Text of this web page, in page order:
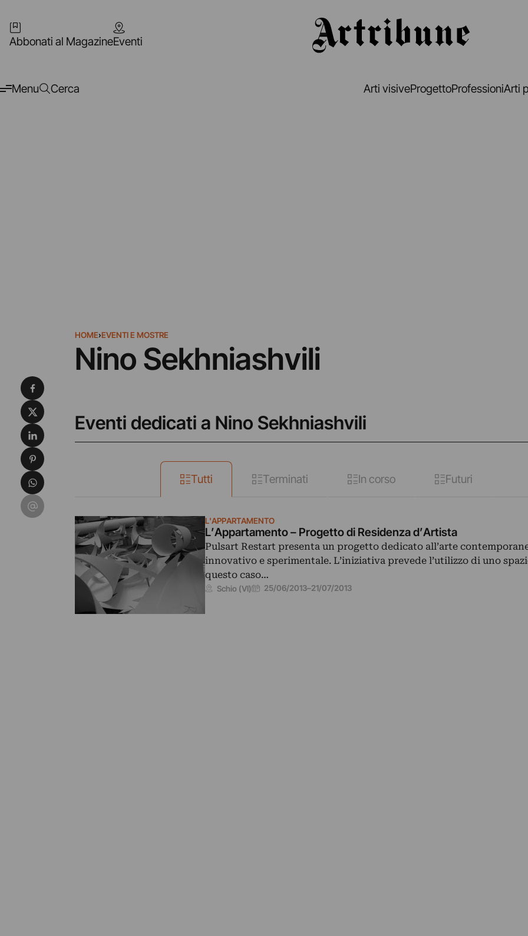
Abbonati al MagazineEventi
Menu Cerca Arti visiveProgettoProfessioniArti
HOME›EVENTI E MOSTRE
Nino Sekhniashvili
Eventi dedicati a Nino Sekhniashvili
Tutti Terminati In corso Futuri
L'APPARTAMENTO
L’Appartamento – Progetto di Residenza d’Artista
Pulsart Restart presenta un progetto dedicato all’arte
innovativo e sperimentale. L’iniziativa prevede l’utilizzo di uno
questo caso…
Schio (VI) 25/06/2013–21/07/2013
Condividi su Facebook
Condividi su X
Condividi su LinkedIn
Condividi su Pinterest
Condividi su WhatsApp
Condividi su Email